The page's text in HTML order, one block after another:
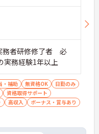
務者研修修了者 必
務経験1年以上
・補助 無資格OK
日勤のみ
資格取得サポート
高収入
ボーナス・賞与あり